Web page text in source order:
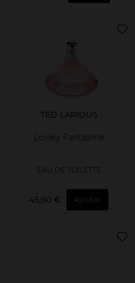
TED LAPIDUS
Lovely Fantasme
EAU DE TOILETTE
45,90 € Ajouter